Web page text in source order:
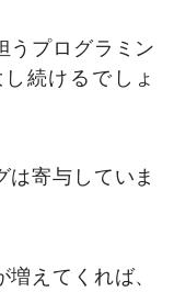
うプログラミン
続けるでしょ
は寄与していま
えてくれば、